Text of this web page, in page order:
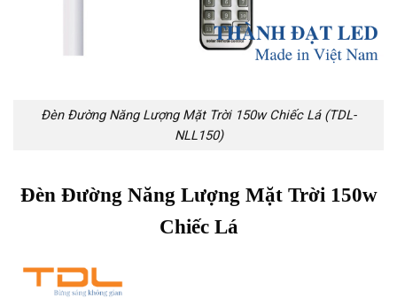
Đèn Đường Năng Lượng Mặt Trời 150w Chiếc Lá (TDL-
NLL150)
Đèn Đường Năng Lượng Mặt Trời 150w
Chiếc Lá